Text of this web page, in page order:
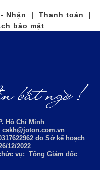
Nhận | Thanh toán |
bảo mật
Hồ Chí Minh
cskh@joton.com.vn
do Sở kế hoạch
12/2022
vụ: Tổng Giám đốc